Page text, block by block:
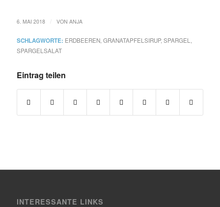
6. MAI 2018 VON ANJA
SCHLAGWORTE: ERDBEEREN, GRANATAPFELSIRUP, SPARGEL ,
SPARGELSALAT
Eintrag teilen
INTERESSANTE LINKS